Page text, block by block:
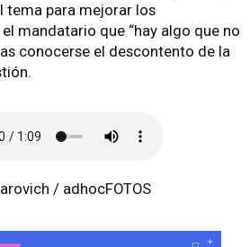
tema para mejorar los
mandatario que “hay algo que no
conocerse el descontento de la
/ adhocFOTOS